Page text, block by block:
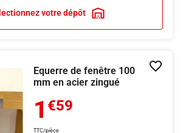
votre dépôt
Equerre de fenêtre 100
mm en acier zingué
1 €59
TTC/pièce